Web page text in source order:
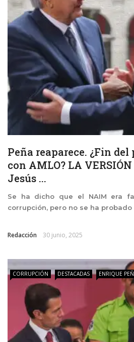
Peña reaparece. ¿Fin
con AMLO? LA
Jesús ...
Se ha dicho que el NAIM era
corrupción, pero no se ha probado
Redacción 30 junio, 2025
CORRUPCIÓN DESTACADAS ENRIQUE